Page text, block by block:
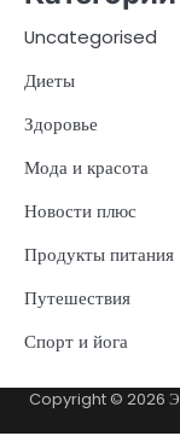
Uncategorised
Диеты
Здоровье
Мода и красота
Новости плюс
Продукты питания
Путешествия
Спорт и йога
Copyright © 2026